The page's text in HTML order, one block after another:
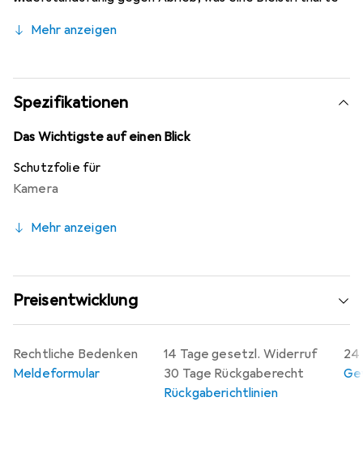
modernster Laserschnitt-Technik zugeschnitten, was
garantiert. Die Montage ist kinderleicht und erfolgt
blasenfrei, solange das Display staubfrei ist. Zudem lässt
sich die Folie jederzeit rückstandsfrei entfernen.
Hergestellt in Deutschland, steht die Folie für Qualität
Mehr anzeigen
Spezifikationen
Das Wichtigste auf einen Blick
Schutzfolie für
Kamera
Mehr anzeigen
Preisentwicklung
14 Tage gesetzl. Widerruf
30 Tage Rückgaberecht
Rückgaberichtlinien
24
Rechtliche Bedenken
Meldeformular